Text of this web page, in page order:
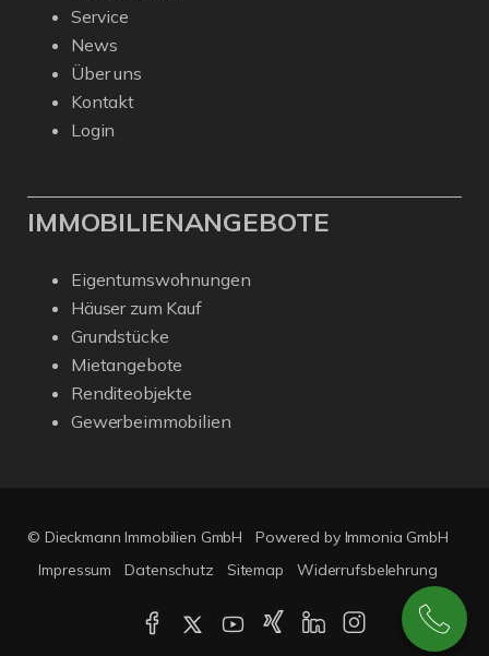
Service
News
Über uns
Kontakt
Login
IMMOBILIENANGEBOTE
Eigentumswohnungen
Häuser zum Kauf
Grundstücke
Mietangebote
Renditeobjekte
Gewerbeimmobilien
© Dieckmann Immobilien GmbH
Powered by Immonia GmbH
Impressum
Datenschutz Sitemap Widerrufsbelehrung